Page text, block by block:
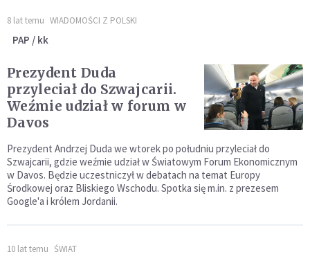
8 lat temu WIADOMOŚCI Z POLSKI
PAP / kk
Prezydent Duda
przyleciał do Szwajcarii.
Weźmie udział w forum w
Davos
Prezydent Andrzej Duda we wtorek po południu przyleciał do
Szwajcarii, gdzie weźmie udział w Światowym Forum Ekonomicznym
w Davos. Będzie uczestniczył w debatach na temat Europy
Środkowej oraz Bliskiego Wschodu. Spotka się m.in. z prezesem
Google'a i królem Jordanii.
10 lat temu ŚWIAT